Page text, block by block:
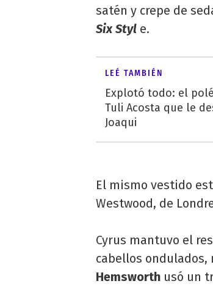
satén y crepe de
Six Styl e.
LEÉ TAMBIÉN
Explotó todo: el
Tuli Acosta que le
Joaqui
El mismo vestido
Westwood, de
Cyrus mantuvo el
cabellos
Hemsworth usó un